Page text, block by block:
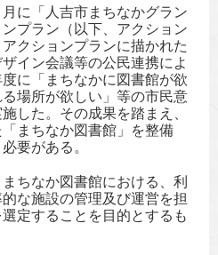
に「人吉市まちなかグラン
プラン（以下、アクション
クションプランに描かれた
イン会議等の公民連携によ
に「まちなかに図書館が欲
場所が欲しい」等の市民意
した。その成果を踏まえ、
まちなか図書館」を整備
要がある。
ちなか図書館における、利
な施設の管理及び運営を担
定することを目的とするも